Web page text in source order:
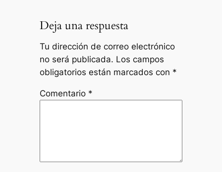
Deja una respuesta
Tu dirección de correo electrónico
no será publicada. Los campos
obligatorios están marcados con *
Comentario *